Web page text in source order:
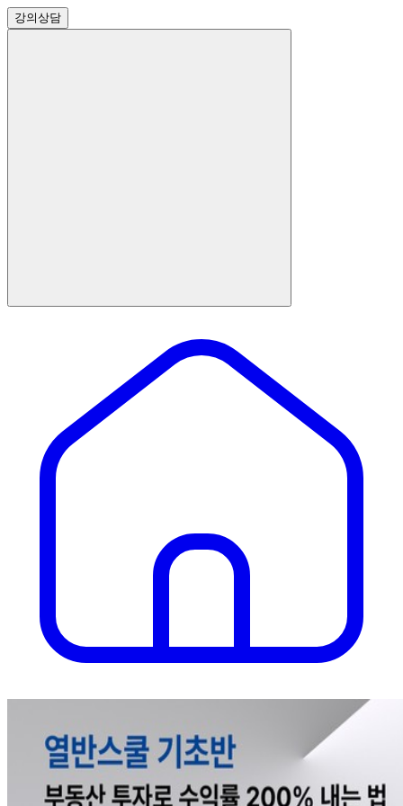
강의상담